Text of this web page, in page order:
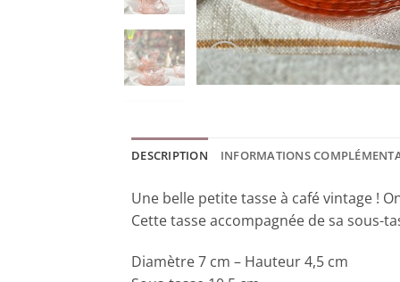
DESCRIPTION INFORMATIONS
Une belle petite tasse à café vintage !
Cette tasse accompagnée de sa sous-
Diamètre 7 cm – Hauteur 4,5 cm